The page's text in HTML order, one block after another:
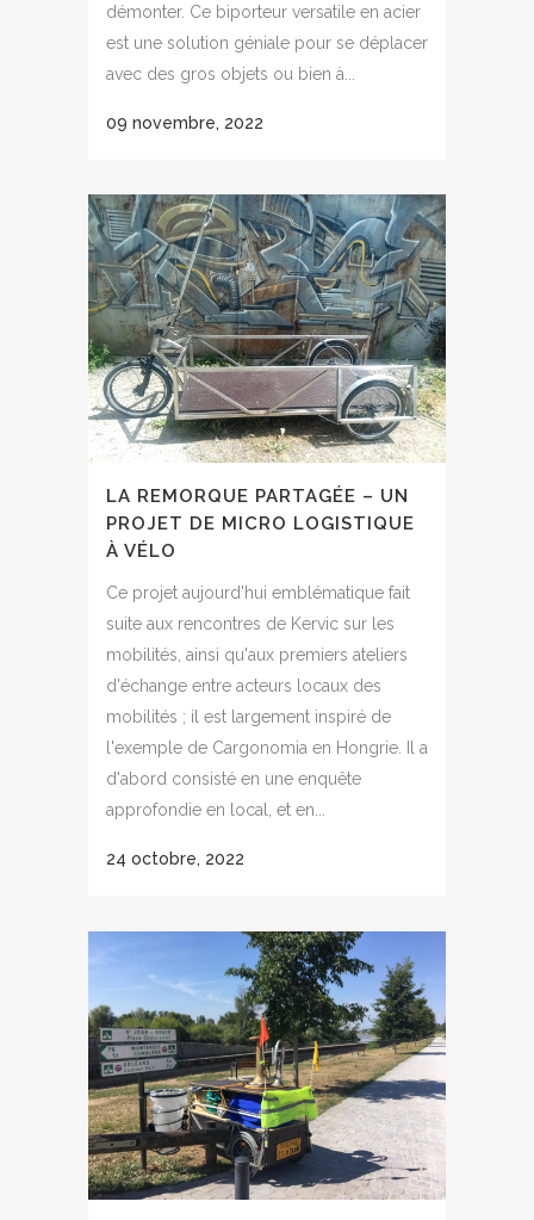
démonter. Ce biporteur versatile en acier
est une solution géniale pour se déplacer
avec des gros objets ou bien à...
09 novembre, 2022
LA REMORQUE PARTAGÉE – UN
PROJET DE MICRO LOGISTIQUE
À VÉLO
Ce projet aujourd'hui emblématique fait
suite aux rencontres de Kervic sur les
mobilités, ainsi qu'aux premiers ateliers
d'échange entre acteurs locaux des
mobilités ; il est largement inspiré de
l'exemple de Cargonomia en Hongrie. Il a
d'abord consisté en une enquête
approfondie en local, et en...
24 octobre, 2022